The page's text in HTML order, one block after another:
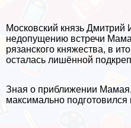
Московский князь
недопущению встречи
рязанского княжества, в
осталась лишённой
Зная о приближении
максимально